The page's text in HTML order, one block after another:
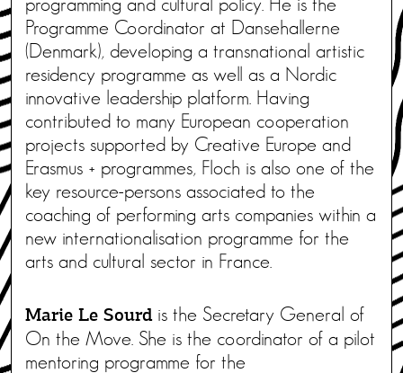
programming and cultural policy. He is the
Programme Coordinator at Dansehallerne
(Denmark), developing a transnational artistic
residency programme as well as a Nordic
innovative leadership platform. Having
contributed to many European cooperation
projects supported by Creative Europe and
Erasmus + programmes, Floch is also one of the
key resource-persons associated to the
coaching of performing arts companies within a
new internationalisation programme for the
arts and cultural sector in France.
Marie Le Sourdis the Secretary General of
On the Move. She is the coordinator of a pilot
mentoring programme for the